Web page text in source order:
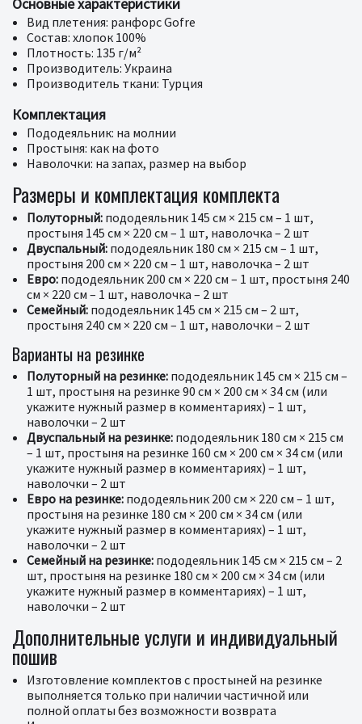
Основные характеристики
Вид плетения: ранфорс Gofre
Состав: хлопок 100%
Плотность: 135 г/м²
Производитель: Украина
Производитель ткани: Турция
Комплектация
Пододеяльник: на молнии
Простыня: как на фото
Наволочки: на запах, размер на выбор
Размеры и комплектация комплекта
Полуторный: пододеяльник 145 см × 215 см – 1 шт,
простыня 145 см × 220 см – 1 шт, наволочка – 2 шт
Двуспальный: пододеяльник 180 см × 215 см – 1 шт,
простыня 200 см × 220 см – 1 шт, наволочка – 2 шт
Евро: пододеяльник 200 см × 220 см – 1 шт, простыня 240
см × 220 см – 1 шт, наволочка – 2 шт
Семейный: пододеяльник 145 см × 215 см – 2 шт,
простыня 240 см × 220 см – 1 шт, наволочки – 2 шт
Варианты на резинке
Полуторный на резинке: пододеяльник 145 см × 215 см –
1 шт, простыня на резинке 90 см × 200 см × 34 см (или
укажите нужный размер в комментариях) – 1 шт,
наволочки – 2 шт
Двуспальный на резинке: пододеяльник 180 см × 215 см
– 1 шт, простыня на резинке 160 см × 200 см × 34 см (или
укажите нужный размер в комментариях) – 1 шт,
наволочки – 2 шт
Евро на резинке: пододеяльник 200 см × 220 см – 1 шт,
простыня на резинке 180 см × 200 см × 34 см (или
укажите нужный размер в комментариях) – 1 шт,
наволочки – 2 шт
Семейный на резинке: пододеяльник 145 см × 215 см – 2
шт, простыня на резинке 180 см × 200 см × 34 см (или
укажите нужный размер в комментариях) – 1 шт,
наволочки – 2 шт
Дополнительные услуги и индивидуальный
пошив
Изготовление комплектов с простыней на резинке
выполняется только при наличии частичной или
полной оплаты без возможности возврата